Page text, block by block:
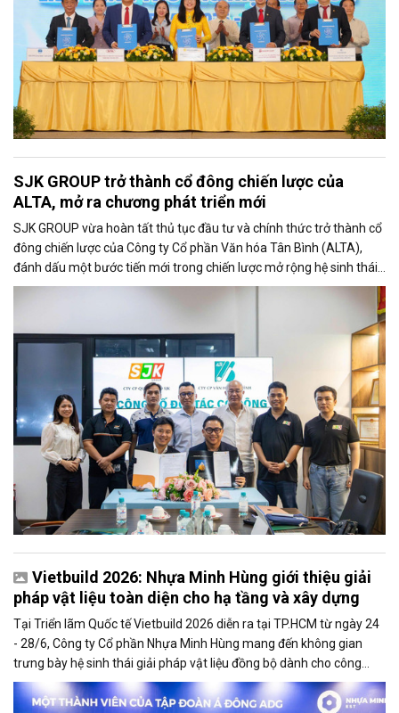
SJK GROUP trở thành cổ đông chiến lược của
ALTA, mở ra chương phát triển mới
SJK GROUP vừa hoàn tất thủ tục đầu tư và chính thức trở thành cổ
đông chiến lược của Công ty Cổ phần Văn hóa Tân Bình (ALTA),
đánh dấu một bước tiến mới trong chiến lược mở rộng hệ sinh thái
hoạt động và gia tăng năng lực phát triển dài hạn của doanh
Vietbuild 2026: Nhựa Minh Hùng giới thiệu giải
pháp vật liệu toàn diện cho hạ tầng và xây dựng
Tại Triển lãm Quốc tế Vietbuild 2026 diễn ra tại TP.HCM từ ngày 24
- 28/6, Công ty Cổ phần Nhựa Minh Hùng mang đến không gian
trưng bày hệ sinh thái giải pháp vật liệu đồng bộ dành cho công
trình hạ tầng và xây dựng. Sự kiện thu hút đông đảo khách tham
quan, các nhà thầu, chủ đầu tư và chuyên gia trong ngành.